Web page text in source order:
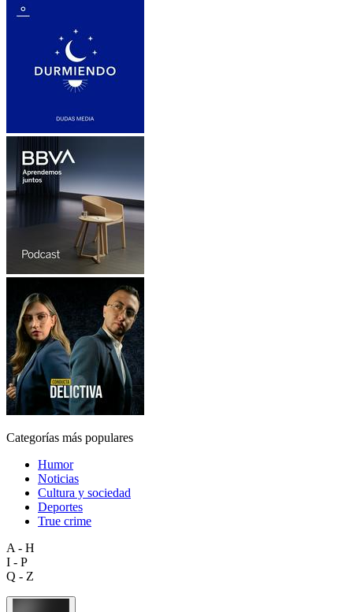
Categorías más populares
Humor
Noticias
Cultura y sociedad
Deportes
True crime
A - H
I - P
Q - Z